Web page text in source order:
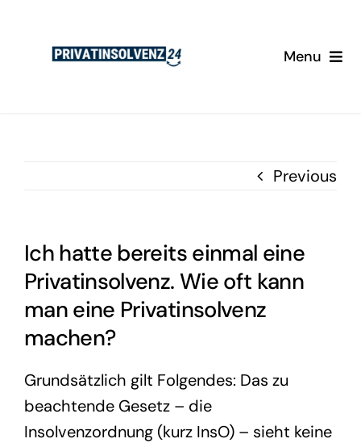
content
Menu
Fallbeispiele
Previous
Ich hatte bereits einmal eine
Privatinsolvenz. Wie oft kann
man eine Privatinsolvenz
machen?
Grundsätzlich gilt Folgendes: Das zu
beachtende Gesetz – die
Insolvenzordnung (kurz InsO) – sieht keine